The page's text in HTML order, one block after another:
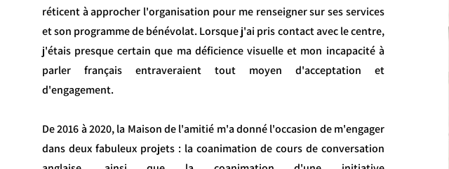
réticent à approcher l'organisation pour me renseigner sur ses services
et son programme de bénévolat. Lorsque j'ai pris contact avec le centre,
j'étais presque certain que ma déficience visuelle et mon incapacité à
parler français entraveraient tout moyen d'acceptation et
d'engagement.
De 2016 à 2020, la Maison de l'amitié m'a donné l'occasion de m'engager
dans deux fabuleux projets : la coanimation de cours de conversation